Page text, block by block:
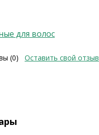
для волос
(0) Оставить свой отзыв